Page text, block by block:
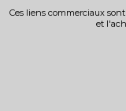
Ces liens commerciaux
et